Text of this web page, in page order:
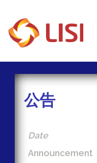
公告
Date
Announcement